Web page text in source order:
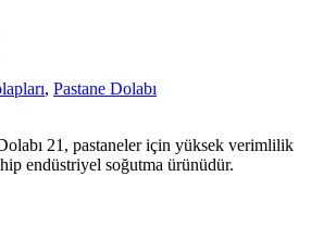
, Pastane Dolabı
21, pastaneler için yüksek verimlilik
endüstriyel soğutma ürünüdür.